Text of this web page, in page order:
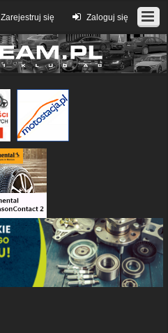
Zaloguj się
Zarejestruj się